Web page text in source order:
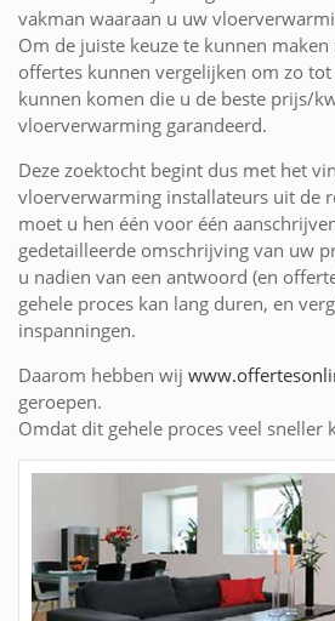
vakman waaraan u uw
Om de juiste keuze te kunnen
offertes kunnen vergelijken om zo
kunnen komen die u de beste prijs/
vloerverwarming garandeerd.
Deze zoektocht begint dus met het
vloerverwarming installateurs uit de
moet u hen één voor één
gedetailleerde omschrijving van uw
u nadien van een antwoord (en
gehele proces kan lang duren, en
inspanningen.
Daarom hebben wij
geroepen.
Omdat dit gehele proces veel sneller